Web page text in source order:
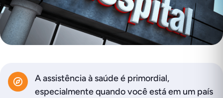
A assistência à saúde é primordial,
especialmente quando você está em um país